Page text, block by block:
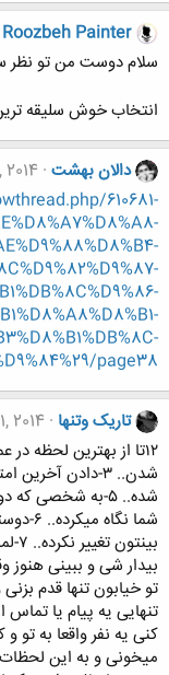
Roozbeh Painter
سلام دوست من تو
انتخاب خوش سلیقه
دالان بهشت
610681-
page38
تاریک وتنها 2014
شده.. ۵-به شخصی
شما
میخونی و به این